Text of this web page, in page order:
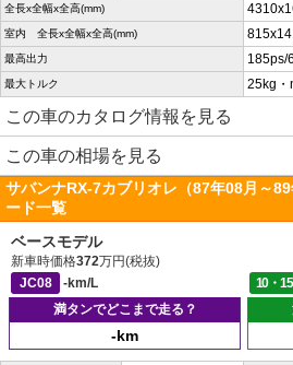
全長x全幅x全高(mm)
室内 全長x全幅x全高(mm)
最高出力 185ps/
最大トルク 25kg・
この車のカタログ情報を見る
この車の相場を見る
サバンナRX-7カブリオレ（87年08月～
ード一覧
ベースモデル
新車時価格372万円(税抜)
JC08
-km/L 10・15
満タンでどこまで走る？
-km